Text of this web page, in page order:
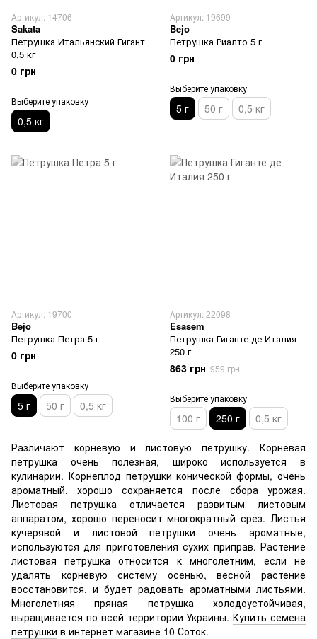
Артикул: 14706
Sakata
Петрушка Итальянский Гигант
0,5 кг
0 грн
Выберите упаковку
0,5 кг
Артикул: 19699
Bejo
Петрушка Риалто 5 г
0 грн
Выберите упаковку
5 г 50 г 0,5 кг
Артикул: 19700
Bejo
Петрушка Петра 5 г
0 грн
Выберите упаковку
5 г 50 г 0,5 кг
Артикул: 22098
Esasem
Петрушка Гиганте де Италия
250 г
863 грн 959 грн
Выберите упаковку
100 г 250 г 0,5 кг
Различают корневую и листовую петрушку. Корневая
петрушка очень полезная, широко используется в
кулинарии. Корнеплод петрушки конической формы, очень
ароматный, хорошо сохраняется после сбора урожая.
Листовая петрушка отличается развитым листовым
аппаратом, хорошо переносит многократный срез. Листья
кучерявой и листовой петрушки очень ароматные,
используются для приготовления сухих приправ. Растение
листовая петрушка относится к многолетним, если не
удалять корневую систему осенью, весной растение
восстановится, и будет радовать ароматными листьями.
Многолетняя пряная петрушка холодоустойчивая,
выращивается по всей территории Украины.Купить семена
петрушки в интернет магазине 10 Соток.